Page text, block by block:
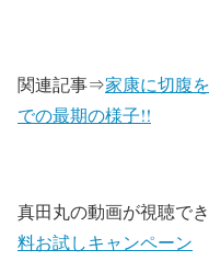
関連記事⇒家康に切腹
での最期の様子!!
真田丸の動画が視聴で
料お試しキャンペーン